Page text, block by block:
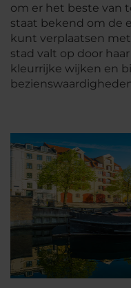
om er het beste van
staat bekend om de
kunt verplaatsen
stad valt op door
kleurrijke wijken en